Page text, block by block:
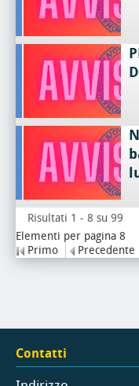
Risultati 1 - 8 su 99
Elementi per pagina 8
Primo
Precedente
Contatti